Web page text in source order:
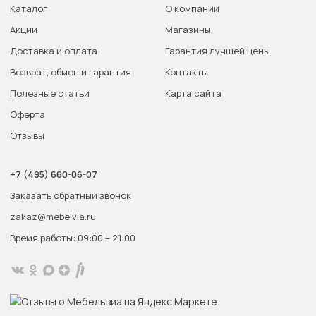
Каталог
Акции
Доставка и оплата
Возврат, обмен и гарантия
Полезные статьи
Оферта
Отзывы
О компании
Магазины
Гарантия лучшей цены
Контакты
Карта сайта
+7 (495) 660-06-07
Заказать обратный звонок
zakaz@mebelvia.ru
Время работы: 09:00 – 21:00